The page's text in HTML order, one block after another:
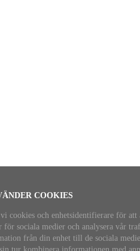
COOKIES
cookies och enhetsidentifierare för
sociala medier och analysera vår
från din enhet till de sociala